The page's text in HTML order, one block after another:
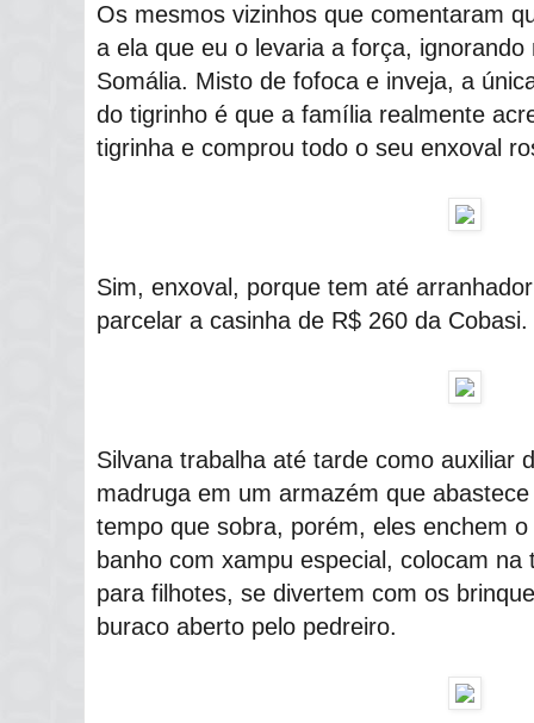
Os mesmos vizinhos que comentaram
a ela que eu o levaria a força,
Somália. Misto de fofoca e inveja, a
do tigrinho é que a família realmente
tigrinha e comprou todo o seu enxoval
Sim, enxoval, porque tem até
parcelar a casinha de R$ 260 da Cobasi.
Silvana trabalha até tarde como auxiliar
madruga em um armazém que
tempo que sobra, porém, eles enchem
banho com xampu especial, colocam
para filhotes, se divertem com os
buraco aberto pelo pedreiro.